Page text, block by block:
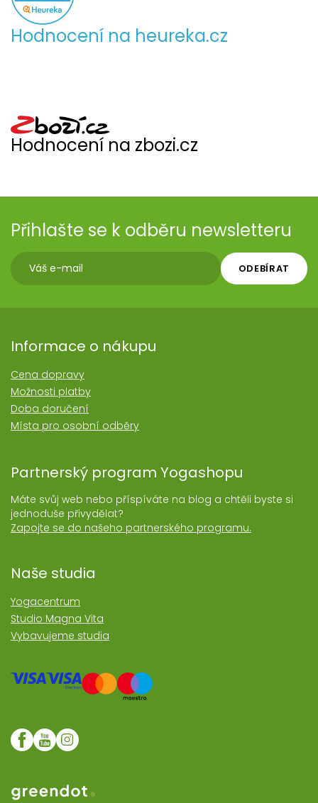
Hodnocení na heureka.cz
Hodnocení na zbozi.cz
Přihlašte se k odběru newsletteru
ODEBÍRAT
Informace o nákupu
Cena dopravy
Možnosti platby
Doba doručení
Místa pro osobní odběry
Partnerský program Yogashopu
Máte svůj web nebo příspíváte na blog a chtěli byste si
jednoduše přivydělat?
Zapojte se do našeho partnerského programu.
Naše studia
Yogacentrum
Studio Magna Vita
Vybavujeme studia
Web realozoval Greendot